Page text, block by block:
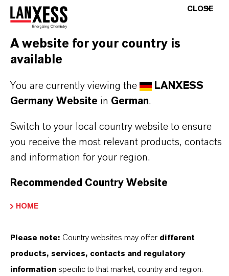
PRODUKTSYNONYME
Als führendes Spezialchemieunternehmen bieten
stehen für Zuverlässigkeit, Innovationskraft und
partnerschaftliches Denken. Im Mittelpunkt
unseres Handelns stehen jedoch Sie: unsere
Kunden. Unsere Kunden profitieren von
und einem tiefen Verständnis ihrer Märkte. Hier
LANXESS der richtige Partner für Ihr Unternehmen
ist.
CLOSE
A website for your country is
available
You are currently viewing the
LANXESS
Germany Website in German.
Switch to your local country website to ensure
you receive the most relevant products, contacts
and information for your region.
Recommended Country Website
HOME
Please note: Country websites may offer different
products, services, contacts and regulatory
information specific to that market, country and region.